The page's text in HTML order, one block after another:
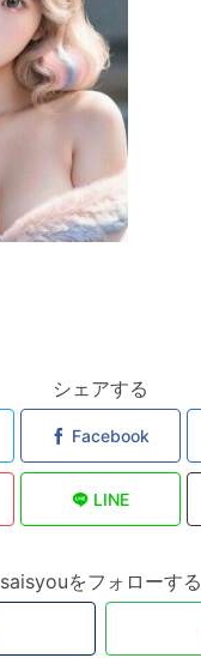
シェアする
Facebook
LINE
saisyouをフォローする